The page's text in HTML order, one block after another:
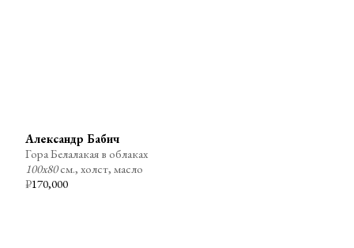
₽170,000
Александр Бабич
Гора Белалакая в облаках
100х80см., холст, масло